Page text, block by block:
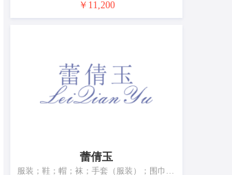
￥11,200
蕾倩玉
服装；鞋；帽；袜；手套（服装）；围巾；腰带；婚纱；浴帽；睡眠用眼罩